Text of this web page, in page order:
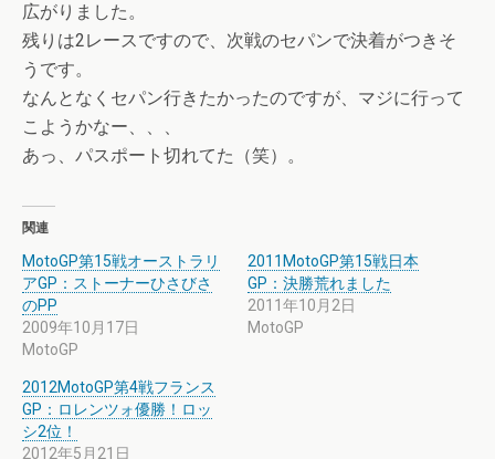
広がりました。
残りは2レースですので、次戦のセパンで決着がつきそ
うです。
なんとなくセパン行きたかったのですが、マジに行って
こようかなー、、、
あっ、パスポート切れてた（笑）。
関連
MotoGP第15戦オーストラリ
アGP：ストーナーひさびさ
のPP
2009年10月17日
MotoGP
2011MotoGP第15戦日本
GP：決勝荒れました
2011年10月2日
MotoGP
2012MotoGP第4戦フランス
GP：ロレンツォ優勝！ロッ
シ2位！
2012年5月21日